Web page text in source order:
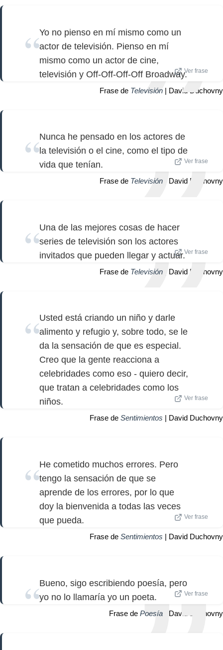
Yo no pienso en mí mismo como un
actor de televisión. Pienso en mí
mismo como un actor de cine,
televisión y Off-Off-Off-Off Broadway.Ver frase
Frase de Televisión | David Duchovny
Nunca he pensado en los actores de
la televisión o el cine, como el tipo de
vida que tenían.
Ver frase
Frase de Televisión | David Duchovny
Una de las mejores cosas de hacer
series de televisión son los actores
invitados que pueden llegar y actuar.Ver frase
Frase de Televisión | David Duchovny
Usted está criando un niño y darle
alimento y refugio y, sobre todo, se le
da la sensación de que es especial.
Creo que la gente reacciona a
celebridades como eso - quiero decir,
que tratan a celebridades como los
niños.
Ver frase
Frase de Sentimientos | David Duchovny
He cometido muchos errores. Pero
tengo la sensación de que se
aprende de los errores, por lo que
doy la bienvenida a todas las veces
que pueda.
Ver frase
Frase de Sentimientos | David Duchovny
Bueno, sigo escribiendo poesía, pero
yo no lo llamaría yo un poeta.
Ver frase
Frase de Poesía | David Duchovny